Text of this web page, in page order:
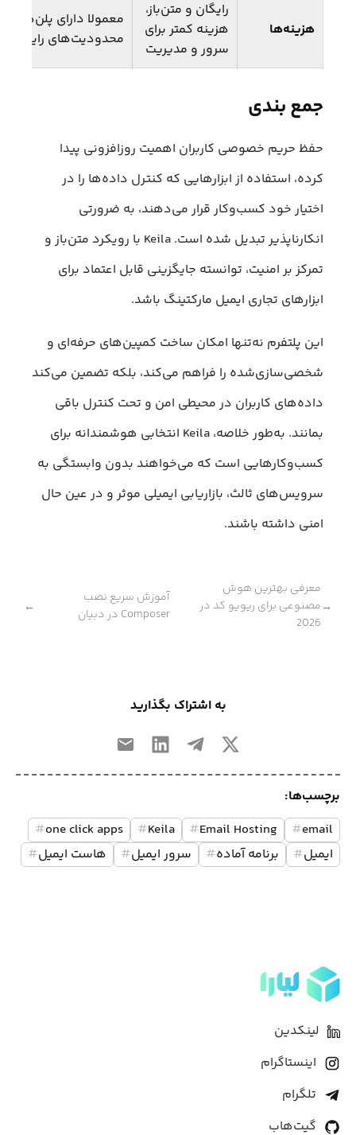
هزینه‌ها
رایگان و متن‌باز،
هزینه کمتر برای
سرور و مدیریت
معمولا دارای پلن‌های
محدودیت‌های رایگان
جمع بندی
حفظ حریم خصوصی کاربران اهمیت روزافزونی پیدا
کرده، استفاده از ابزارهایی که کنترل داده‌ها را در
اختیار خود کسب‌وکار قرار می‌دهند، به ضرورتی
انکارناپذیر تبدیل شده است. Keila با رویکرد متن‌باز و
تمرکز بر امنیت، توانسته جایگزینی قابل اعتماد برای
ابزارهای تجاری ایمیل مارکتینگ باشد.
این پلتفرم نه‌تنها امکان ساخت کمپین‌های حرفه‌ای و
شخصی‌سازی‌شده را فراهم می‌کند، بلکه تضمین می‌کند
داده‌های کاربران در محیطی امن و تحت کنترل باقی
بمانند. به‌طور خلاصه، Keila انتخابی هوشمندانه برای
کسب‌وکارهایی است که می‌خواهند بدون وابستگی به
سرویس‌های ثالث، بازاریابی ایمیلی موثر و در عین حال
امنی داشته باشند.
→
معرفی بهترین هوش
مصنوعی برای ریویو کد در
2026
آموزش سریع نصب
Composer در دبیان
←
به اشتراک بگذارید
برچسب‌ها:
email
#
Email Hosting
#
Keila
#
one click apps
#
ایمیل# برنامه آماده# سرور ایمیل# هاست ایمیل#
لینکدین
اینستاگرام
تلگرام
گیت‌هاب